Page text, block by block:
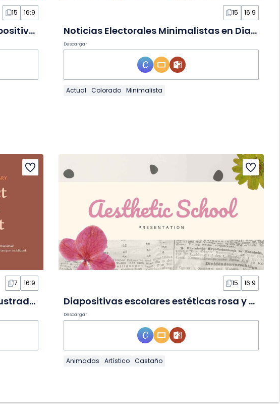
15 16:9
Fondos de Cine Ilustrados en Diapositivas
15 16:9
Noticias Electorales Minimalistas en Diapositivas
Descargar
Actual Colorado Minimalista
7 16:9
Informe de Estado del Proyecto Ilustrado en Diapositivas
15 16:9
Diapositivas escolares estéticas rosa y verde
Descargar
Animadas Artístico Castaño